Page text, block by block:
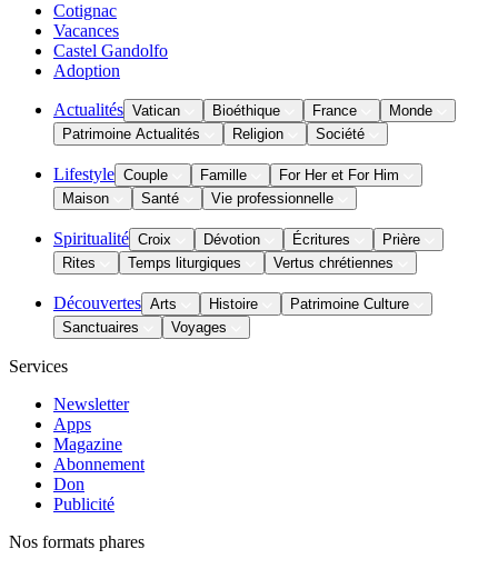
Cotignac
Vacances
Castel Gandolfo
Adoption
Actualités Vatican Bioéthique France
Monde
Patrimoine Actualités
Religion Société
Lifestyle Couple Famille
For Her et For Him
Maison
Santé Vie professionnelle
Spiritualité Croix Dévotion Écritures
Prière
Rites
Temps liturgiques Vertus chrétiennes
Découvertes Arts Histoire
Patrimoine Culture
Sanctuaires
Voyages
Services
Newsletter
Apps
Magazine
Abonnement
Don
Publicité
Nos formats phares